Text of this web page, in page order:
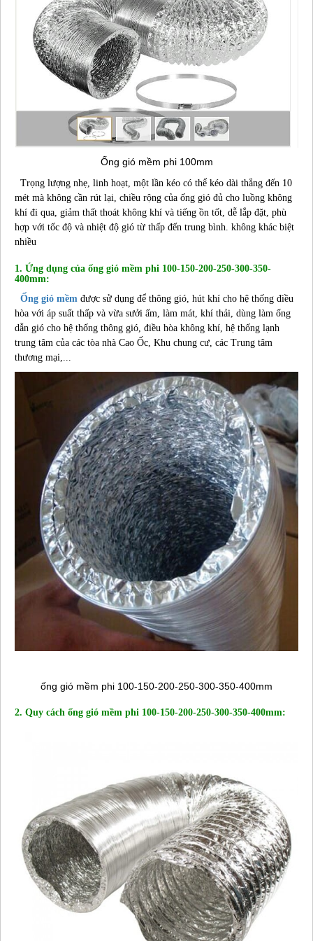
Ống gió mềm phi 100mm
Trọng lượng nhẹ, linh hoạt, một lần kéo có thể kéo dài thẳng đến 10
mét mà không cần rút lại, chiều rộng của ống gió đủ cho luồng không
khí đi qua, giảm thất thoát không khí và tiếng ồn tốt, dễ lắp đặt, phù
hợp với tốc độ và nhiệt độ gió từ thấp đến trung bình. không khác biệt
nhiều
1. Ứng dụng của ống gió mềm phi 100-150-200-250-300-350-
400mm:
Ống gió mềm được sử dụng để thông gió, hút khí cho hệ thống điều
hòa với áp suất thấp và vừa sưởi ấm, làm mát, khí thải, dùng làm ống
dẫn gió cho hệ thống thông gió, điều hòa không khí, hệ thống lạnh
trung tâm của các tòa nhà Cao Ốc, Khu chung cư, các Trung tâm
thương mại,...
ống gió mềm phi 100-150-200-250-300-350-400mm
2. Quy cách ống gió mềm phi 100-150-200-250-300-350-400mm: